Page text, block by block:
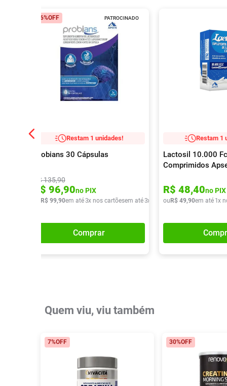
PATROCINADO
26%OFF
Restam 1 unidades!
Probians 30 Cápsulas
R$135,90
R$ 96,90no PIX
R$ 99,90em até3x nos cartõesem até3x de R$ 33,30
Comprar
Restam 1
Lactosil 10.000
Comprimidos
R$ 48,40no PIX
ou R$ 49,90em até 1x
Quem viu, viu também
7%OFF 30%OFF